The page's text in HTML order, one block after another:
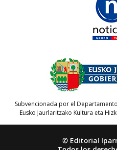
Subvencionada por el
Eusko Jaurlaritzako Kultura eta
© Editorial